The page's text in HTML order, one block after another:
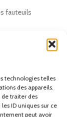
technologies telles
des appareils.
traiter des
ID uniques sur ce
peut avoir
fauteuils
de la
poignée et
pour